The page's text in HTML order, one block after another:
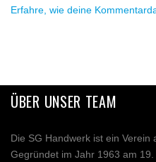
Erfahre, wie deine
ÜBER UNSER TEAM
Die SG Handwerk ist ein
Gegründet im Jahr 1963 am